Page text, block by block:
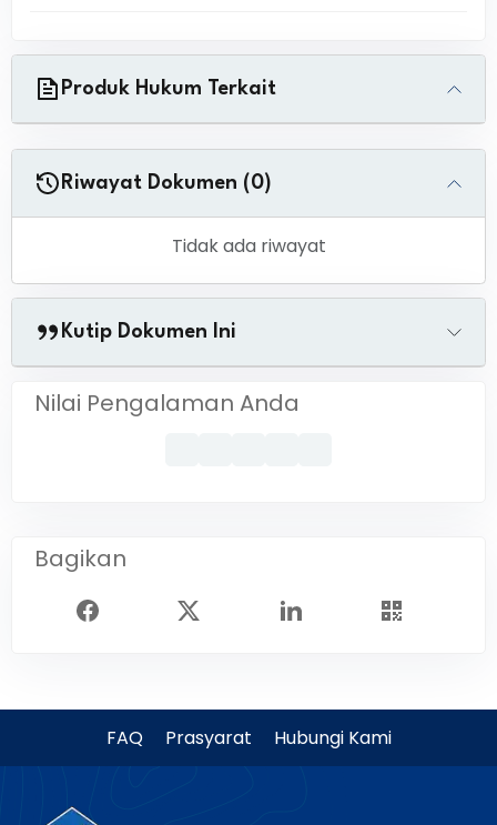
Produk Hukum Terkait
Riwayat Dokumen (0)
Tidak ada riwayat
Kutip Dokumen Ini
Nilai Pengalaman Anda
Bagikan
FAQ Prasyarat Hubungi Kami